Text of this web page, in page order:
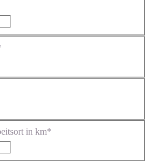
in km*